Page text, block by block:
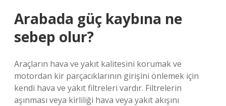
Arabada güç kaybına ne
sebep olur?
Araçların hava ve yakıt kalitesini korumak ve
motordan kir parçacıklarının girişini önlemek için
kendi hava ve yakıt filtreleri vardır. Filtrelerin
aşınması veya kirliliği hava veya yakıt akışını